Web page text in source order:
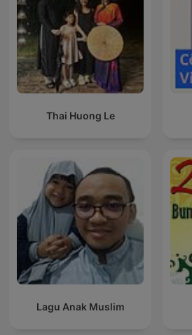
Thai Huong Le
Lagu Anak Muslim